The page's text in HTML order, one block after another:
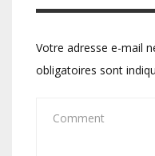
Votre adresse e-mail
obligatoires sont